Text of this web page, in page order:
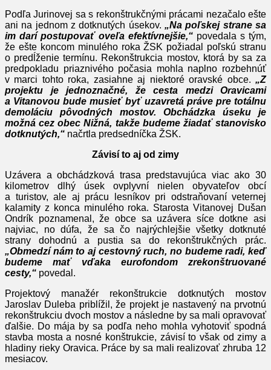
Podľa Jurinovej sa s rekonštrukčnými prácami nezačalo ešte
ani na jednom z dotknutých úsekov. „Na poľskej strane sa
im darí postupovať oveľa efektívnejšie,“ povedala s tým,
že ešte koncom minulého roka ŽSK požiadal poľskú stranu
o predĺženie termínu. Rekonštrukcia mostov, ktorá by sa za
predpokladu priaznivého počasia mohla naplno rozbehnúť
v marci tohto roka, zasiahne aj niektoré oravské obce. „Z
projektu je jednoznačné, že cesta medzi Oravicami
a Vitanovou bude musieť byť uzavretá práve pre totálnu
demoláciu pôvodných mostov. Obchádzka úseku je
možná cez obec Nižná, takže budeme žiadať stanovisko
dotknutých,“ načrtla predsedníčka ŽSK.
Závisí to aj od zimy
Uzávera a obchádzková trasa predstavujúca viac ako 30
kilometrov dlhý úsek ovplyvní nielen obyvateľov obcí
a turistov, ale aj prácu lesníkov pri odstraňovaní veternej
kalamity z konca minulého roka. Starosta Vitanovej Dušan
Ondrík poznamenal, že obce sa uzávera síce dotkne asi
najviac, no dúfa, že sa čo najrýchlejšie všetky dotknuté
strany dohodnú a pustia sa do rekonštrukčných prác.
„Obmedzí nám to aj cestovný ruch, no budeme radi, keď
budeme mať vďaka eurofondom zrekonštruované
cesty,“ povedal.
Projektový manažér rekonštrukcie dotknutých mostov
Jaroslav Duleba priblížil, že projekt je nastavený na prvotnú
rekonštrukciu dvoch mostov a následne by sa mali opravovať
ďalšie. Do mája by sa podľa neho mohla vyhotoviť spodná
stavba mosta a nosné konštrukcie, závisí to však od zimy a
hladiny rieky Oravica. Práce by sa mali realizovať zhruba 12
mesiacov.